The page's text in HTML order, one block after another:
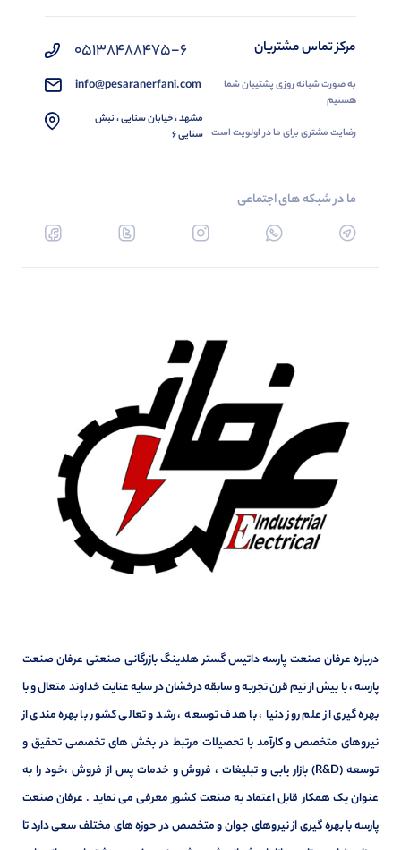
مرکز تماس مشتریان
به صورت شبانه روزی پشتیبان شما
هستیم
رضایت مشتری برای ما در اولویت است
05138488475-6
info@pesaranerfani.com
مشهد ، خیابان سنایی ، نبش
سنایی 6
ما در شبکه های اجتماعی
درباره عرفان صنعت پارسه داتیس گستر هلدینگ بازرگانی صنعتی عرفان صنعت
پارسه ، با بیش از نیم قرن تجربه و سابقه درخشان در سایه عنایت خداوند متعال و با
بهره گیری از علم روز دنیا ، با هدف توسعه ، رشد و تعالی کشور با بهره مندی از
نیروهای متخصص و کارآمد با تحصیلات مرتبط در بخش های تخصصی تحقیق و
توسعه (R&D) بازار یابی و تبلیغات ، فروش و خدمات پس از فروش ،خود را به
عنوان یک همکار قابل اعتماد به صنعت کشور معرفی می نماید . عرفان صنعت
پارسه با بهره گیری از نیروهای جوان و متخصص در حوزه های مختلف سعی دارد تا